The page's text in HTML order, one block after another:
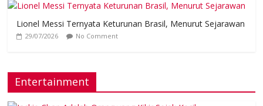
Lionel Messi Ternyata Keturunan Brasil, Menurut Sejarawan
29/07/2026 No Comment
Entertainment